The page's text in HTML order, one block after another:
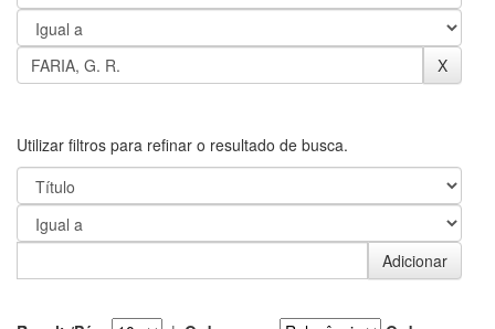
Utilizar filtros para refinar o resultado de busca.